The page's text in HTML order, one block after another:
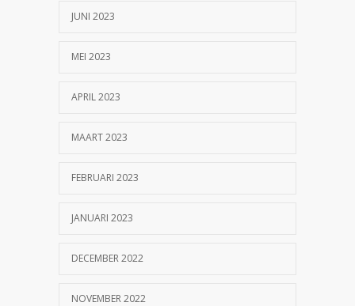
JUNI 2023
MEI 2023
APRIL 2023
MAART 2023
FEBRUARI 2023
JANUARI 2023
DECEMBER 2022
NOVEMBER 2022